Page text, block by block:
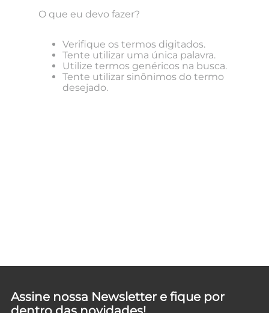
O que eu devo fazer?
Verifique os termos digitados.
Tente utilizar uma única palavra.
Utilize termos genéricos na busca.
Tente utilizar sinônimos do termo
desejado.
Assine nossa Newsletter e fique por